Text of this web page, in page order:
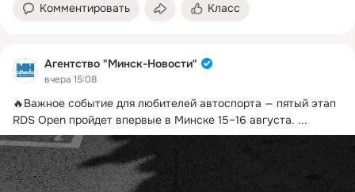
Комментировать Класс
Агентство "Минск-Новости"
вчера 15:08
🔥Важное событие для любителей автоспорта — пятый этап
RDS Open пройдет впервые в Минске 15–16 августа. ...